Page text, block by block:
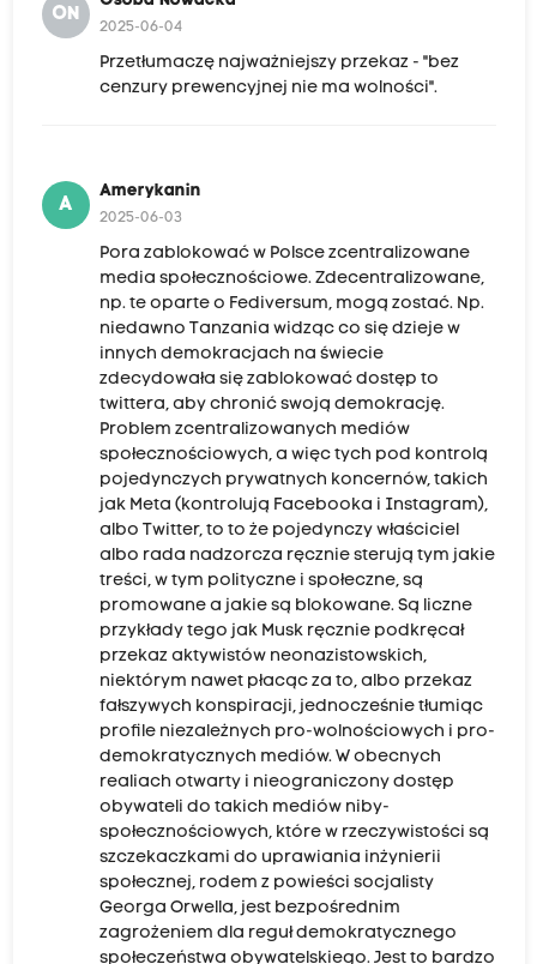
ON
2025-06-04
Przetłumaczę najważniejszy przekaz - "bez
cenzury prewencyjnej nie ma wolności".
A
Amerykanin
2025-06-03
Pora zablokować w Polsce zcentralizowane
media społecznościowe. Zdecentralizowane,
np. te oparte o Fediversum, mogą zostać. Np.
niedawno Tanzania widząc co się dzieje w
innych demokracjach na świecie
zdecydowała się zablokować dostęp to
twittera, aby chronić swoją demokrację.
Problem zcentralizowanych mediów
społecznościowych, a więc tych pod kontrolą
pojedynczych prywatnych koncernów, takich
jak Meta (kontrolują Facebooka i Instagram),
albo Twitter, to to że pojedynczy właściciel
albo rada nadzorcza ręcznie sterują tym jakie
treści, w tym polityczne i społeczne, są
promowane a jakie są blokowane. Są liczne
przykłady tego jak Musk ręcznie podkręcał
przekaz aktywistów neonazistowskich,
niektórym nawet płacąc za to, albo przekaz
fałszywych konspiracji, jednocześnie tłumiąc
profile niezależnych pro-wolnościowych i pro-
demokratycznych mediów. W obecnych
realiach otwarty i nieograniczony dostęp
obywateli do takich mediów niby-
społecznościowych, które w rzeczywistości są
szczekaczkami do uprawiania inżynierii
społecznej, rodem z powieści socjalisty
Georga Orwella, jest bezpośrednim
zagrożeniem dla reguł demokratycznego
społeczeństwa obywatelskiego. Jest to bardzo